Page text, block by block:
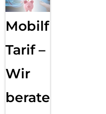
Boost.
Mobilfunk
Tarif –
Wir
beraten